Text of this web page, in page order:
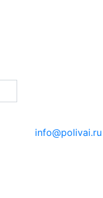
info@polivai.ru